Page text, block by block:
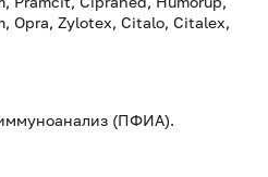
Opra, Zylotex, Citalo, Citalex,
(ПФИА).